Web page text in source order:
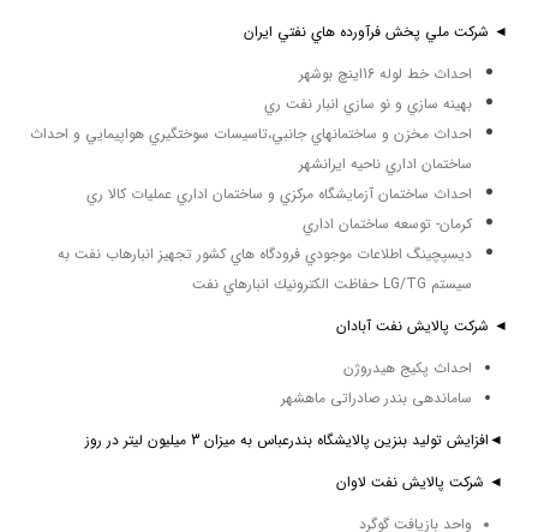
◄ شركت ملي پخش فرآورده هاي نفتي ايران
احداث خط لوله 16اينچ بوشهر
بهينه سازي و نو سازي انبار نفت ري
احداث مخزن و ساختمانهاي جانبي،تاسيسات سوختگيري هواپيمايي و احداث
ساختمان اداري ناحيه ايرانشهر
احداث ساختمان آزمايشگاه مركزي و ساختمان اداري عمليات كالا ري
كرمان- توسعه ساختمان اداري
ديسپچينگ اطلاعات موجودي فرودگاه هاي كشور تجهيز انبارهاب نفت به
سيستم LG/TG حفاظت الكترونيك انبارهاي نفت
◄ شركت پالايش نفت آبادان
احداث پکیج هیدروژن
ساماندهی بندر صادراتی ماهشهر
◄افزايش توليد بنزين پالايشگاه بندرعباس به میزان 3 میلیون لیتر در روز
◄ شركت پالايش نفت لاوان
واحد بازيافت گوگرد